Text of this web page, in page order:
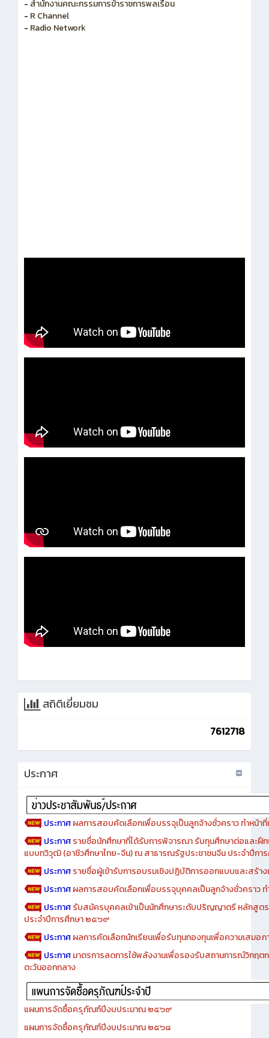
- สำนักงานคณะกรรมการข้าราชการพลเรือน
- R Channel
- Radio Network
สถิติเยี่ยมชม
7612718
ประกาศ
ประกาศผลการสอบคัดเลือกเพื่อบรรจุเป็นลูกจ้างชั่วคราว ทำหน้าที่
ประกาศรายชื่อนักศึกษาที่ได้รับการพิจารณา รับทุนศึกษาต่อและฝึ
แบบทวิวุฒิ (อาชีวศึกษาไทย-จีน) ณ สาธารณรัฐประชาชนจีน ประจำปีก
ประกาศรายชื่อผู้เข้ารับการอบรมเชิงปฏิบัติการออกแบบและสร้า
ประกาศผลการสอบคัดเลือกเพื่อบรรจุบุคคลเป็นลูกจ้างชั่วคราว ท
ประกาศรับสมัครบุคคลเข้าเป็นนักศึกษาระดับปริญญาตรี หลักสูต
ประจำปีการศึกษา ๒๕๖๙
ประกาศผลการคัดเลือกนักเรียนเพื่อรับทุนกองทุนเพื่อความเสมอ
ประกาศมาตรการลดการใช้พลังงานเพื่อรองรับสถานการณ์วิกฤ
ตะวันออกกลาง
แผนการจัดซื้อครุภัณฑ์ปีงบประมาณ ๒๕๖๙
แผนการจัดซื้อครุภัณฑ์ปีงบประมาณ ๒๕๖๘